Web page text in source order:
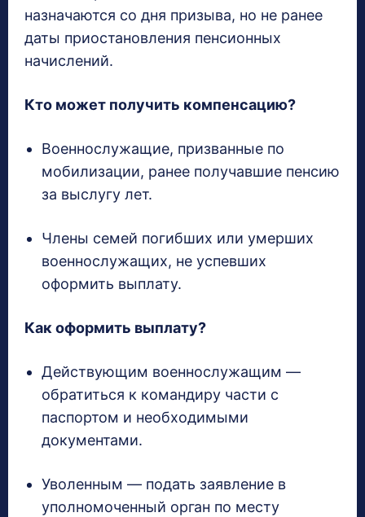
назначаются со дня призыва, но не ранее
даты приостановления пенсионных
начислений.
Кто может получить компенсацию?
Военнослужащие, призванные по
мобилизации, ранее получавшие пенсию
за выслугу лет.
Члены семей погибших или умерших
военнослужащих, не успевших
оформить выплату.
Как оформить выплату?
Действующим военнослужащим —
обратиться к командиру части с
паспортом и необходимыми
документами.
Уволенным — подать заявление в
уполномоченный орган по месту